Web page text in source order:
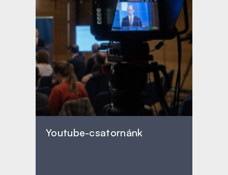
Youtube-csatornánk